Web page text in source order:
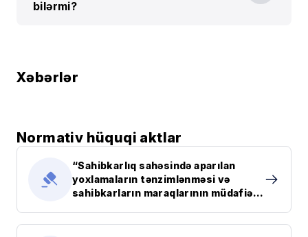
bilərmi?
Xəbərlər
Normativ hüquqi aktlar
“Sahibkarlıq sahəsində aparılan
yoxlamaların tənzimlənməsi və
sahibkarların maraqlarının müdafiəsi